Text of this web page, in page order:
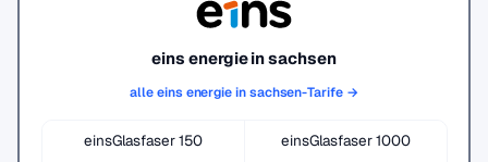
eins energie in sachsen
alle eins energie in sachsen-Tarife →
einsGlasfaser 150
einsGlasfaser 1000